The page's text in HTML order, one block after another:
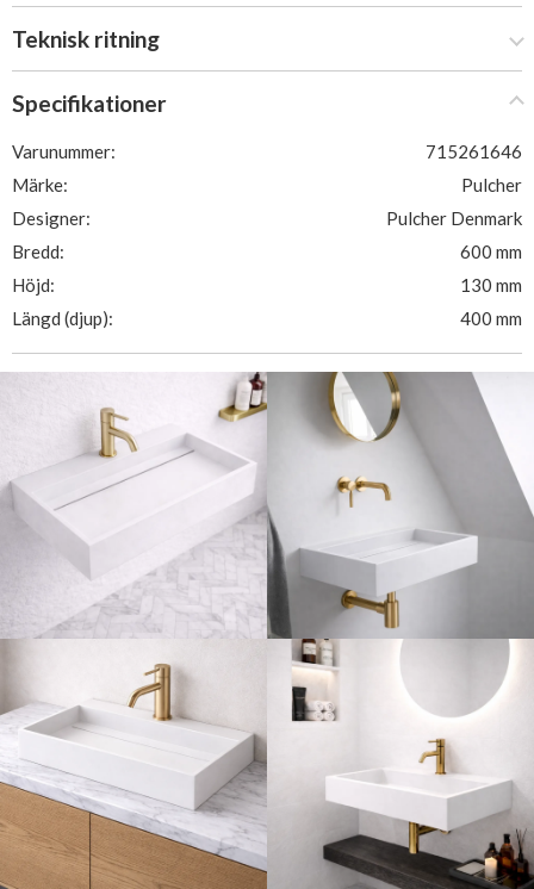
Teknisk ritning
Specifikationer
Varunummer:
715261646
Märke:
Pulcher
Designer:
Pulcher Denmark
Bredd:
600 mm
Höjd:
130 mm
Längd (djup):
400 mm